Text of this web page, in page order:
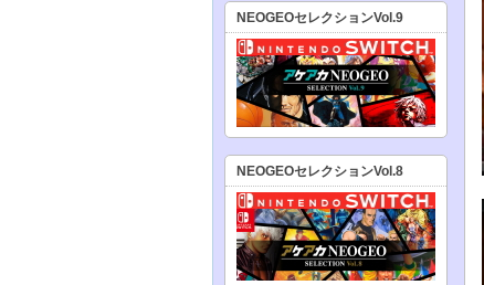
NEOGEOセレクションVol.9
NEOGEOセレクションVol.8